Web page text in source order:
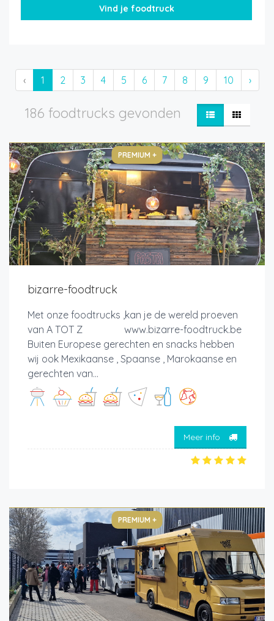
‹ 1 2 3 4 5 6 7 8 9 10 ›
186 foodtrucks gevonden
PREMIUM +
bizarre-foodtruck
Met onze foodtrucks ,kan je de wereld proeven
van A TOT Z www.bizarre-foodtruck.be
Buiten Europese gerechten en snacks hebben
wij ook Mexikaanse , Spaanse , Marokaanse en
gerechten van...
Meer info
PREMIUM +